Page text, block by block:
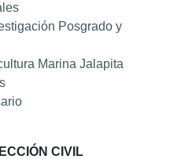
Posgrado y
Marina Jalapita
CIVIL